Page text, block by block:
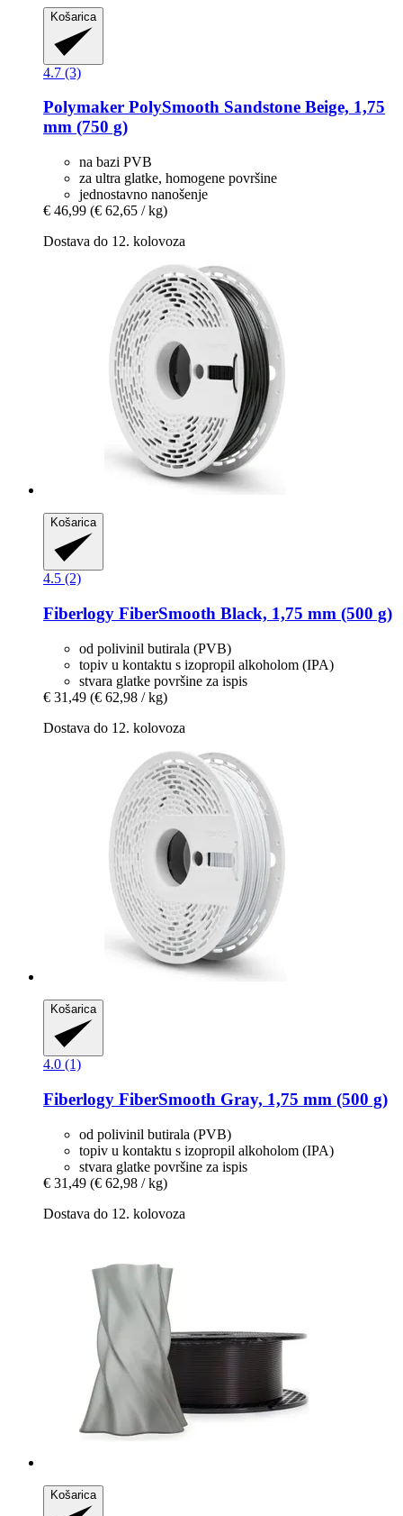
Košarica
4.7 (3)
Polymaker PolySmooth Sandstone Beige, 1,75
mm (750 g)
na bazi PVB
za ultra glatke, homogene površine
jednostavno nanošenje
€ 46,99 (€ 62,65 / kg)
Dostava do 12. kolovoza
Košarica
4.5 (2)
Fiberlogy FiberSmooth Black, 1,75 mm (500 g)
od polivinil butirala (PVB)
topiv u kontaktu s izopropil alkoholom (IPA)
stvara glatke površine za ispis
€ 31,49 (€ 62,98 / kg)
Dostava do 12. kolovoza
Košarica
4.0 (1)
Fiberlogy FiberSmooth Gray, 1,75 mm (500 g)
od polivinil butirala (PVB)
topiv u kontaktu s izopropil alkoholom (IPA)
stvara glatke površine za ispis
€ 31,49 (€ 62,98 / kg)
Dostava do 12. kolovoza
Košarica